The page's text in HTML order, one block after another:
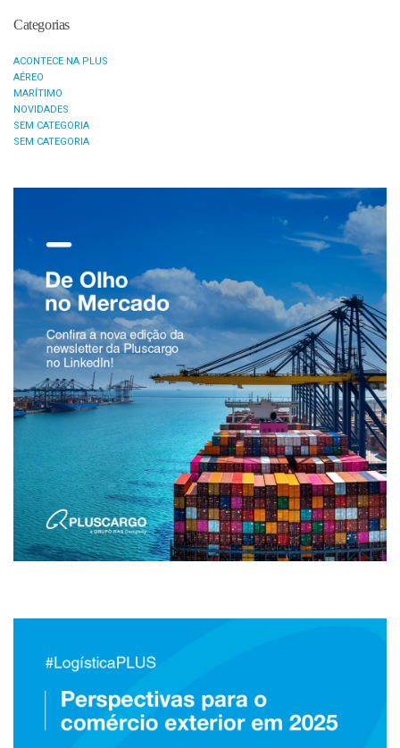
Categorias
ACONTECE NA PLUS
AÉREO
MARÍTIMO
NOVIDADES
SEM CATEGORIA
SEM CATEGORIA